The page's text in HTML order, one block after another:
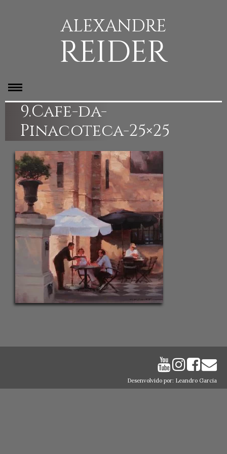
ALEXANDRE
REIDER
9.Cafe-da-
Pinacoteca-25×25
Desenvolvido por: Leandro Garcia